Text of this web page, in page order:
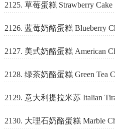
2125. 草莓蛋糕 Strawberry Cake
2126. 蓝莓奶酪蛋糕 Blueberry
2127. 美式奶酪蛋糕 American
2128. 绿茶奶酪蛋糕 Green Tea
2129. 意大利提拉米苏 Italian
2130. 大理石奶酪蛋糕 Marble